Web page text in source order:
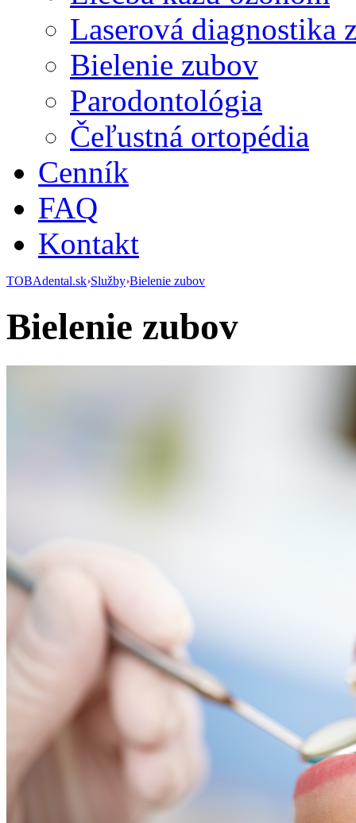
Laserová diagnostika
Bielenie zubov
Parodontológia
Čeľustná ortopédia
Cenník
FAQ
Kontakt
TOBAdental.sk Služby Bielenie zubov
Bielenie zubov